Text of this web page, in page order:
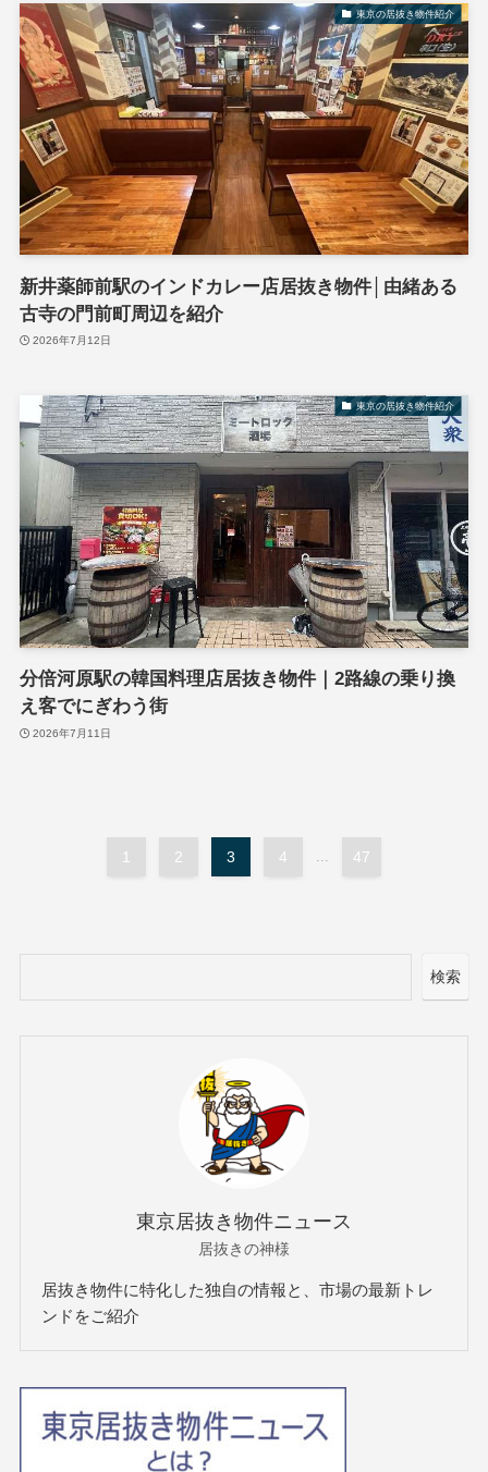
東京の居抜き物件紹介
新井薬師前駅のインドカレー店居抜き物件│由緒ある
古寺の門前町周辺を紹介
2026年7月12日
東京の居抜き物件紹介
分倍河原駅の韓国料理店居抜き物件｜2路線の乗り換
え客でにぎわう街
2026年7月11日
1 2 3 4 ... 47
検索
東京居抜き物件ニュース
居抜きの神様
居抜き物件に特化した独自の情報と、市場の最新トレ
ンドをご紹介